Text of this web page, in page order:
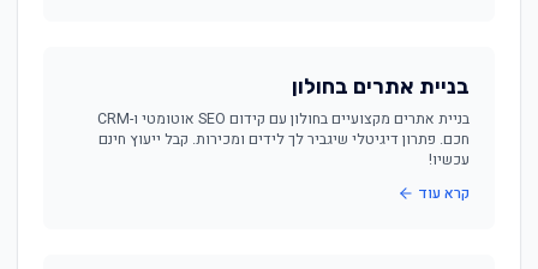
בניית אתרים בחולון
בניית אתרים מקצועיים בחולון עם קידום SEO אוטומטי ו-CRM
חכם. פתרון דיגיטלי שיגביר לך לידים ומכירות. קבל ייעוץ חינם
עכשיו!
קרא עוד